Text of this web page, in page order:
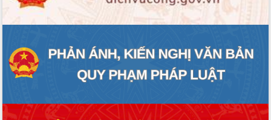
truyền số liệu chuyên dùng phục vụ cơ
quan Đảng, Nhà nước
tay làm sạch môi trường
Xã Ea Kar bước chuyển mình trong
công tác cải cách hành chính mô hình
năm 2026